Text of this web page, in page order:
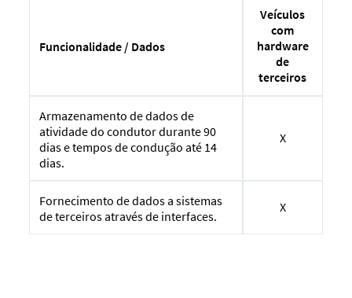
Funcionalidade / Dados
Veículos
com
hardware
de
terceiros
Armazenamento de dados de
atividade do condutor durante 90
dias e tempos de condução até 14
dias.
X
Fornecimento de dados a sistemas
de terceiros através de interfaces.
X